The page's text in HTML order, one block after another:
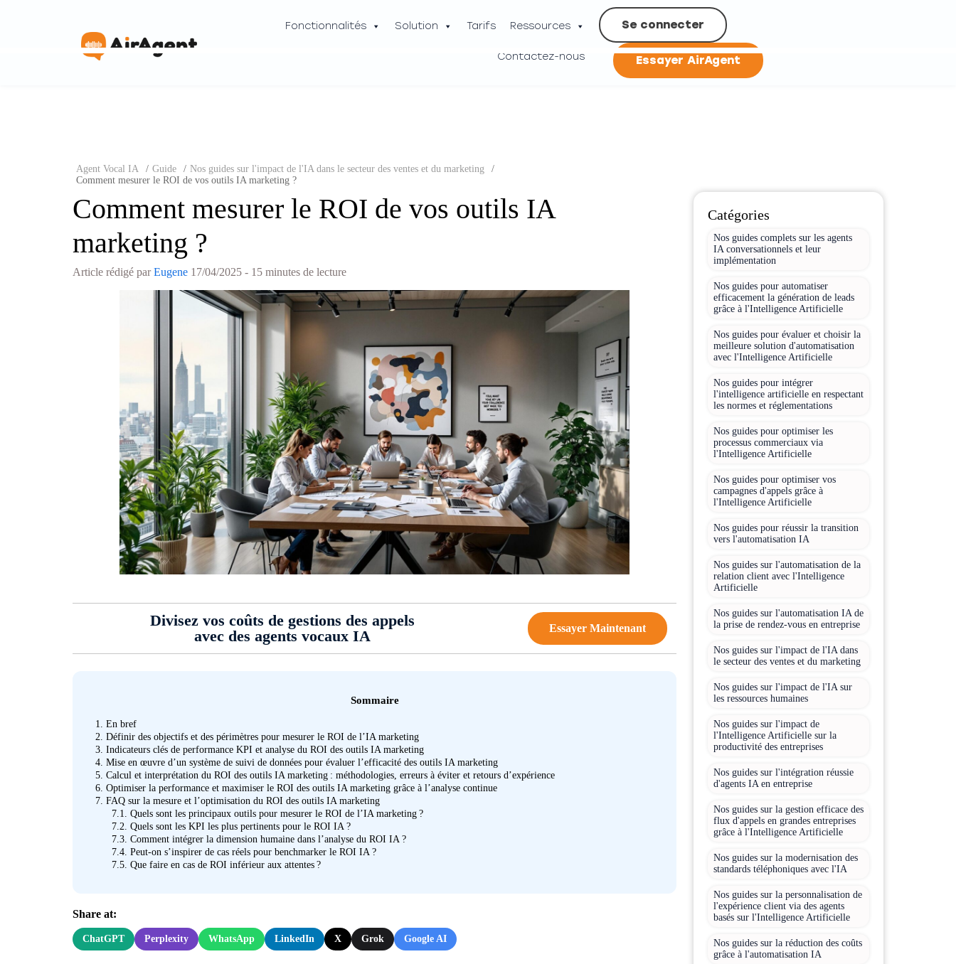
Fonctionnalités Solution Tarifs Ressources
Contactez-nous
Se connecter
Essayer AirAgent
Agent Vocal IA / Guide / Nos guides sur l'impact de l'IA dans le secteur des ventes et du marketing
/
Comment mesurer le ROI de vos outils IA marketing ?
Comment mesurer le ROI de vos outils IA
marketing ?
Article rédigé parEugene 17/04/2025 - 15 minutes de lecture
Divisez vos coûts de gestions des appels
avec des agents vocaux IA
Essayer Maintenant
Sommaire
1. En bref
2. Définir des objectifs et des périmètres pour mesurer le ROI de l’IA marketing
3. Indicateurs clés de performance KPI et analyse du ROI des outils IA marketing
4. Mise en œuvre d’un système de suivi de données pour évaluer l’efficacité des outils IA marketing
5. Calcul et interprétation du ROI des outils IA marketing : méthodologies, erreurs à éviter et retours d’expérience
6. Optimiser la performance et maximiser le ROI des outils IA marketing grâce à l’analyse continue
7. FAQ sur la mesure et l’optimisation du ROI des outils IA marketing
7.1. Quels sont les principaux outils pour mesurer le ROI de l’IA marketing ?
7.2. Quels sont les KPI les plus pertinents pour le ROI IA ?
7.3. Comment intégrer la dimension humaine dans l’analyse du ROI IA ?
7.4. Peut-on s’inspirer de cas réels pour benchmarker le ROI IA ?
7.5. Que faire en cas de ROI inférieur aux attentes ?
Share at:
ChatGPT Perplexity WhatsApp LinkedIn X Grok Google AI
Catégories
Nos guides complets sur les agents
IA conversationnels et leur
implémentation
Nos guides pour automatiser
efficacement la génération de leads
grâce à l'Intelligence Artificielle
Nos guides pour évaluer et choisir la
meilleure solution d'automatisation
avec l'Intelligence Artificielle
Nos guides pour intégrer
l'intelligence artificielle en respectant
les normes et réglementations
Nos guides pour optimiser les
processus commerciaux via
l'Intelligence Artificielle
Nos guides pour optimiser vos
campagnes d'appels grâce à
l'Intelligence Artificielle
Nos guides pour réussir la transition
vers l'automatisation IA
Nos guides sur l'automatisation de la
relation client avec l'Intelligence
Artificielle
Nos guides sur l'automatisation IA de
la prise de rendez-vous en entreprise
Nos guides sur l'impact de l'IA dans
le secteur des ventes et du marketing
Nos guides sur l'impact de l'IA sur
les ressources humaines
Nos guides sur l'impact de
l'Intelligence Artificielle sur la
productivité des entreprises
Nos guides sur l'intégration réussie
d'agents IA en entreprise
Nos guides sur la gestion efficace des
flux d'appels en grandes entreprises
grâce à l'Intelligence Artificielle
Nos guides sur la modernisation des
standards téléphoniques avec l'IA
Nos guides sur la personnalisation de
l'expérience client via des agents
basés sur l'Intelligence Artificielle
Nos guides sur la réduction des coûts
grâce à l'automatisation IA